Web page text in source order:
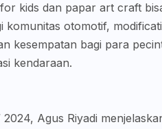
kids dan papar art craft
komunitas otomotif,
kesempatan bagi para
kendaraan.
Agus Riyadi